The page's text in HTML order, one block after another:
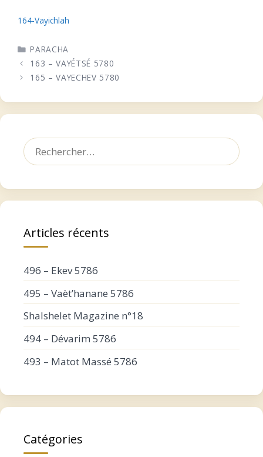
164-Vayichlah
CATÉGORIES
PARACHA
163 – VAYÉTSÉ 5780
165 – VAYECHEV 5780
Rechercher :
Articles récents
496 – Ekev 5786
495 – Vaèt’hanane 5786
Shalshelet Magazine n°18
494 – Dévarim 5786
493 – Matot Massé 5786
Catégories